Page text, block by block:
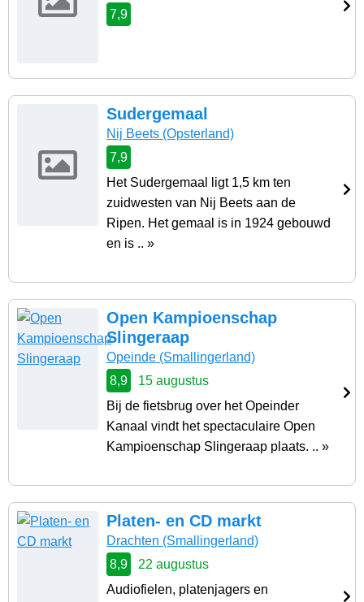
7,9
Sudergemaal
Nij Beets (Opsterland)
7,9
Het Sudergemaal ligt 1,5 km ten
zuidwesten van Nij Beets aan de
Ripen. Het gemaal is in 1924 gebouwd
en is .. »
Open Kampioenschap
Slingeraap
Opeinde (Smallingerland)
8,9
15 augustus
Bij de fietsbrug over het Opeinder
Kanaal vindt het spectaculaire Open
Kampioenschap Slingeraap plaats. .. »
Platen- en CD markt
Drachten (Smallingerland)
8,9
22 augustus
Audiofielen, platenjagers en